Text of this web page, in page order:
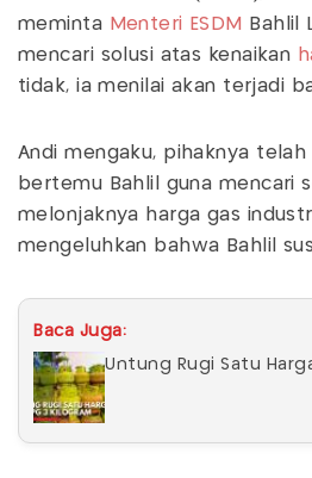
meminta Menteri ESDM
Bahlil
mencari solusi atas kenaikan
tidak, ia menilai akan terjadi
Andi mengaku, pihaknya
bertemu Bahlil guna mencari
melonjaknya harga gas
mengeluhkan bahwa Bahlil
Baca Juga:
Untung Rugi Satu